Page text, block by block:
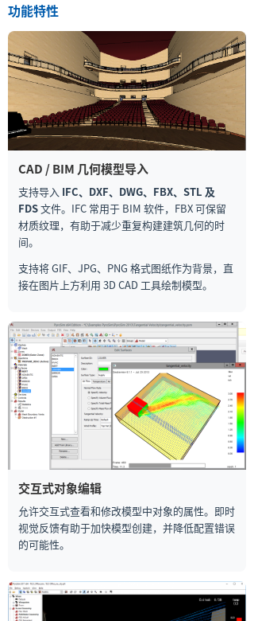
功能特性
CAD / BIM 几何模型导入
支持导入 IFC、DXF、DWG、FBX、STL 及
FDS文件。IFC 常用于 BIM 软件，FBX 可保留
材质纹理，有助于减少重复构建建筑几何的时
间。
支持将 GIF、JPG、PNG 格式图纸作为背景，直
接在图片上方利用 3D CAD 工具绘制模型。
交互式对象编辑
允许交互式查看和修改模型中对象的属性。即时
视觉反馈有助于加快模型创建，并降低配置错误
的可能性。